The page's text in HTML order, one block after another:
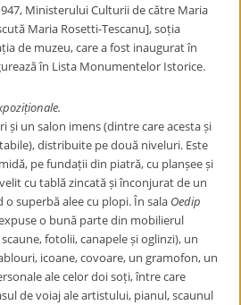
Ministerului Culturii de către Maria
Maria Rosetti-Tescanu], soția
de muzeu, care a fost inaugurat în
în Lista Monumentelor Istorice.
și un salon imens (dintre care acesta și
distribuite pe două niveluri. Este
pe fundații din piatră, cu planșee și
cu tablă zincată și înconjurat de un
superbă alee cu plopi. În sala Oedip
o bună parte din mobilierul
fotolii, canapele și oglinzi), un
icoane, covoare, un gramofon, un
ale celor doi soți, între care
de voiaj ale artistului, pianul, scaunul